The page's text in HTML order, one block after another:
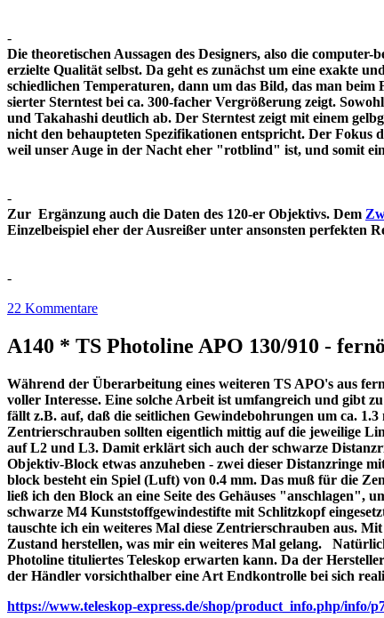
-
Die theoretischen Aussagen des Designers, also die
erzielte Qualität selbst. Da geht es zunächst um eine exakte
schiedlichen Temperaturen, dann um das Bild, das man
sierter Sterntest bei ca. 300-facher Vergrößerung zeigt.
und Takahashi deutlich ab. Der Sterntest zeigt mit einem
nicht den behaupteten Spezifikationen entspricht. Der Fokus
weil unser Auge in der Nacht eher "rotblind" ist, und
-
Zur Ergänzung auch die Daten des 120-er Objektivs. Dem
Einzelbeispiel eher der Ausreißer unter ansonsten
-
22 Kommentare
A140 * TS Photoline APO 130/910 -
Während der Überarbeitung eines weiteren TS APO's aus
voller Interesse. Eine solche Arbeit ist umfangreich und gibt
fällt z.B. auf, daß die seitlichen Gewindebohrungen um ca.
Zentrierschrauben sollten eigentlich mittig auf die jeweilige
auf L2 und L3. Damit erklärt sich auch der schwarze
Objektiv-Block etwas anzuheben - zwei dieser Distanzringe
block besteht ein Spiel (Luft) von 0.4 mm. Das muß für die
ließ ich den Block an eine Seite des Gehäuses "anschlagen",
schwarze M4 Kunststoffgewindestifte mit Schlitzkopf
tauschte ich ein weiteres Mal diese Zentrierschrauben aus.
Zustand herstellen, was mir ein weiteres Mal gelang.
Photoline tituliertes Teleskop erwarten kann. Da der
der Händler vorsichthalber eine Art Endkontrolle bei sich
https://www.teleskop-express.de/shop/product_info.php/